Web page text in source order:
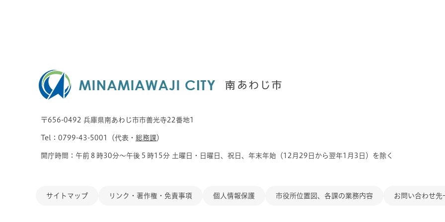
〒656-0492 兵庫県南あわじ市市善光寺22番地1
Tel：0799-43-5001（代表・ 総務課）
開庁時間：午前８時30分～午後５時15分 土曜日・日曜日、祝日、年末年始（12月29日から翌年1月3日）を除く
サイトマップ リンク・著作権・免責事項 個人情報保護 市役所位置図、各課の業務内容 お問い合わせ先